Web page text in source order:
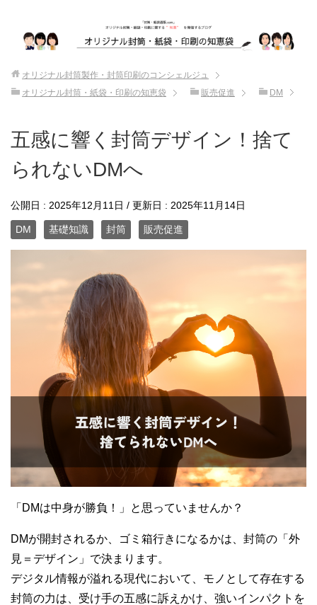
オリジナル封筒製作・封筒印刷のコンシェルジュ
オリジナル封筒・紙袋・印刷の知恵袋
販売促進 DM
五感に響く封筒デザイン！捨て
られないDMへ
公開日 : 2025年12月11日 / 更新日 : 2025年11月14日
DM 基礎知識 封筒 販売促進
「DMは中身が勝負！」と思っていませんか？
DMが開封されるか、ゴミ箱行きになるかは、封筒の「外
見＝デザイン」で決まります。
デジタル情報が溢れる現代において、モノとして存在する
封筒の力は、受け手の五感に訴えかけ、強いインパクトを